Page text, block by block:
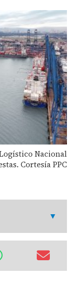
Nacional
Cortesía PPC